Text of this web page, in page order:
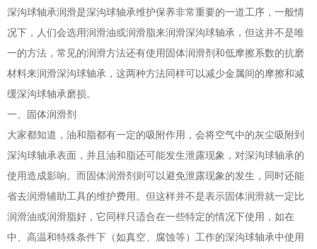
深沟球轴承润滑是深沟球轴承维护保养非常重要的一道工序，一般情
况下，人们会选用润滑油或润滑脂来润滑深沟球轴承，但这并不是唯
一的方法，常见的润滑方法还有使用固体润滑剂和低摩擦系数的抗磨
材料来润滑深沟球轴承，这两种方法同样可以减少金属间的摩擦和减
缓深沟球轴承磨损。
一、固体润滑剂
大家都知道，油和脂都有一定的吸附作用，会将空气中的灰尘吸附到
深沟球轴承表面，并且油和脂还可能发生泄露现象，对深沟球轴承的
使用造成影响。而固体润滑剂则可以避免泄露现象的发生，同时还能
省去润滑辅助工具的维护费用。但这样并不是表示固体润滑就一定比
润滑油或润滑脂好，它同样只适合在一些特定的情况下使用，如在
中、高温和特殊条件下（如真空、腐蚀等）工作的深沟球轴承中使用